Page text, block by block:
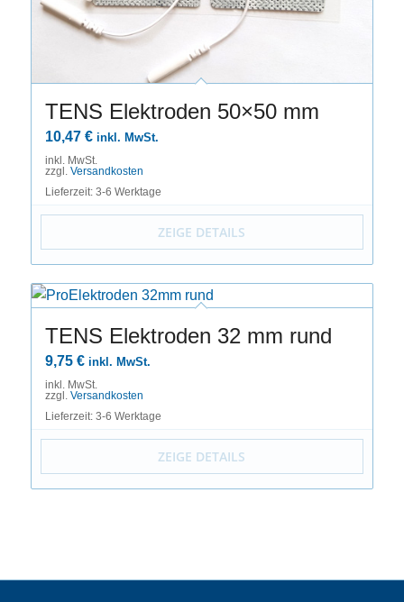
TENS Elektroden 50×50 mm
10,47 € inkl. MwSt.
inkl. MwSt.
zzgl. Versandkosten
Lieferzeit: 3-6 Werktage
ZEIGE DETAILS
TENS Elektroden 32 mm rund
9,75 € inkl. MwSt.
inkl. MwSt.
zzgl. Versandkosten
Lieferzeit: 3-6 Werktage
ZEIGE DETAILS